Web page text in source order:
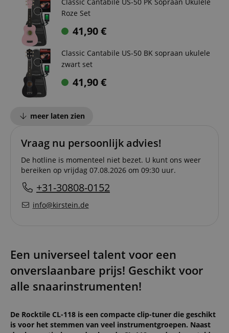
Roze Set
41,90€
Classic Cantabile US-50 BK sopraan ukulele
zwart set
41,90€
meer laten zien
Vraag nu persoonlijk advies!
De hotline is momenteel niet bezet. U kunt ons weer
bereiken op vrijdag 07.08.2026 om 09:30 uur.
+31-30808-0152
info@kirstein.de
Een universeel talent voor een
onverslaanbare prijs! Geschikt voor
alle snaarinstrumenten!
De Rocktile CL-118 is een compacte clip-tuner die geschikt
is voor het stemmen van veel instrumentgroepen. Naast